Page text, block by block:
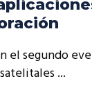
el segundo